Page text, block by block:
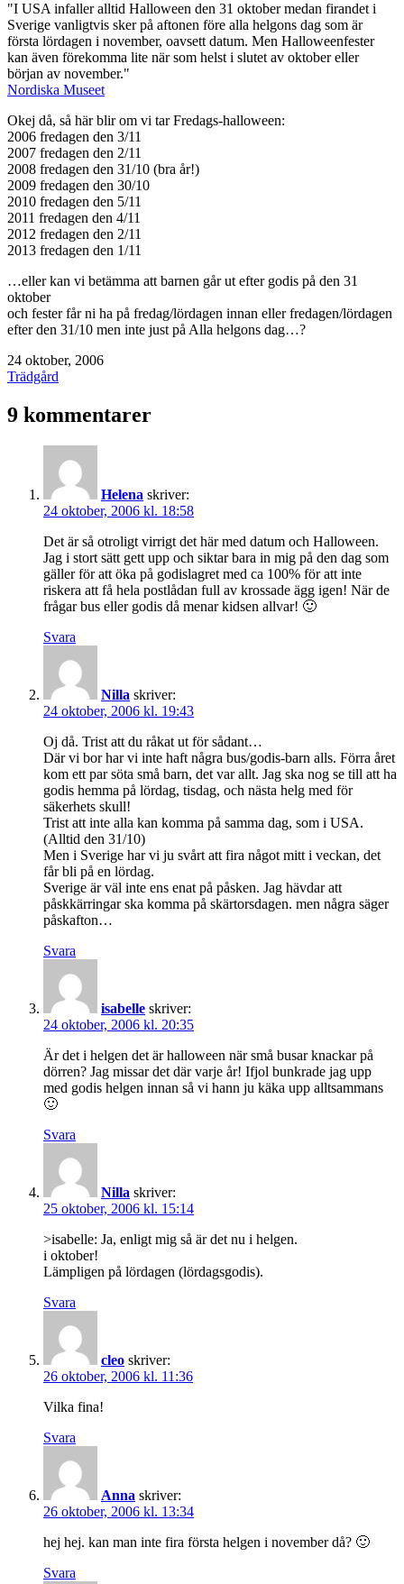
"I USA infaller alltid Halloween den 31 oktober medan firandet i
Sverige vanligtvis sker på aftonen före alla helgons dag som är
första lördagen i november, oavsett datum. Men Halloweenfester
kan även förekomma lite när som helst i slutet av oktober eller
början av november."
Nordiska Museet
Okej då, så här blir om vi tar Fredags-halloween:
2006 fredagen den 3/11
2007 fredagen den 2/11
2008 fredagen den 31/10 (bra år!)
2009 fredagen den 30/10
2010 fredagen den 5/11
2011 fredagen den 4/11
2012 fredagen den 2/11
2013 fredagen den 1/11
…eller kan vi betämma att barnen går ut efter godis på den 31
oktober
och fester får ni ha på fredag/lördagen innan eller fredagen/lördagen
efter den 31/10 men inte just på Alla helgons dag…?
Publicerat
den
24 oktober, 2006
Kategoriserat
Trädgård
9 kommentarer
Helena skriver:
24 oktober, 2006 kl. 18:58
Det är så otroligt virrigt det här med datum och Halloween.
Jag i stort sätt gett upp och siktar bara in mig på den dag som
gäller för att öka på godislagret med ca 100% för att inte
riskera att få hela postlådan full av krossade ägg igen! När de
frågar bus eller godis då menar kidsen allvar! 🙂
Svara
Nilla skriver:
24 oktober, 2006 kl. 19:43
Oj då. Trist att du råkat ut för sådant…
Där vi bor har vi inte haft några bus/godis-barn alls. Förra året
kom ett par söta små barn, det var allt. Jag ska nog se till att ha
godis hemma på lördag, tisdag, och nästa helg med för
säkerhets skull!
Trist att inte alla kan komma på samma dag, som i USA.
(Alltid den 31/10)
Men i Sverige har vi ju svårt att fira något mitt i veckan, det
får bli på en lördag.
Sverige är väl inte ens enat på påsken. Jag hävdar att
påskkärringar ska komma på skärtorsdagen. men några säger
påskafton…
Svara
isabelle skriver:
24 oktober, 2006 kl. 20:35
Är det i helgen det är halloween när små busar knackar på
dörren? Jag missar det där varje år! Ifjol bunkrade jag upp
med godis helgen innan så vi hann ju käka upp alltsammans
🙂
Svara
Nilla skriver:
25 oktober, 2006 kl. 15:14
>isabelle: Ja, enligt mig så är det nu i helgen.
i oktober!
Lämpligen på lördagen (lördagsgodis).
Svara
cleo skriver:
26 oktober, 2006 kl. 11:36
Vilka fina!
Svara
Anna skriver:
26 oktober, 2006 kl. 13:34
hej hej. kan man inte fira första helgen i november då? 🙂
Svara